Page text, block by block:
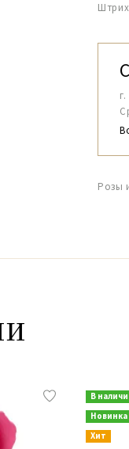
Розы
В
Новинка
Хит